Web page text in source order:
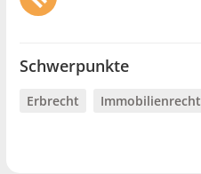
Schwerpunkte
Erbrecht Immobilienrecht